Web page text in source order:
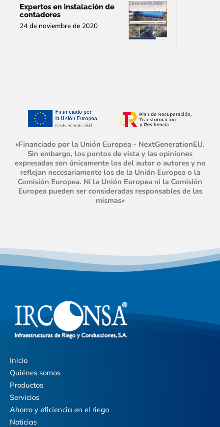
Expertos en instalación de
contadores
24 de noviembre de 2020
«Financiado por la Unión Europea - NextGenerationEU.
Sin embargo, los puntos de vista y las opiniones
expresadas son únicamente los del autor o autores y no
reflejan necesariamente los de la Unión Europea o la
Comisión Europea. Ni la Unión Europea ni la Comisión
Europea pueden ser consideradas responsables de las
mismas»
Inicio
Quiénes somos
Productos
Servicios
Ahorro y eficiencia en el riego
Noticias